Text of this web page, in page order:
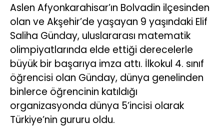
Aslen Afyonkarahisar’ın Bolvadin ilçesinden
olan ve Akşehir’de yaşayan 9 yaşındaki Elif
Saliha Günday, uluslararası matematik
olimpiyatlarında elde ettiği derecelerle
büyük bir başarıya imza attı. İlkokul 4. sınıf
öğrencisi olan Günday, dünya genelinden
binlerce öğrencinin katıldığı
organizasyonda dünya 5’incisi olarak
Türkiye’nin gururu oldu.